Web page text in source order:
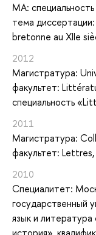
MA:
тема
bretonne au XIIe
2012
Магистратура:
факультет:
специальность
2011
Магистратура:
факультет:
2010
Специалитет:
государственный
язык и